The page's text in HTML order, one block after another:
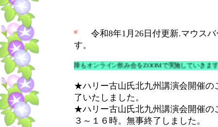
NEW令和8年1月26日付更新.マウス
す。
1月以降もオンライン飲み会をZOOMで実施していきます。原則どなたで
★ハリー古山氏北九州講演会開催の
了いたしました。
★ハリー古山氏北九州講演会開催の
３～１６時。無事終了しました。